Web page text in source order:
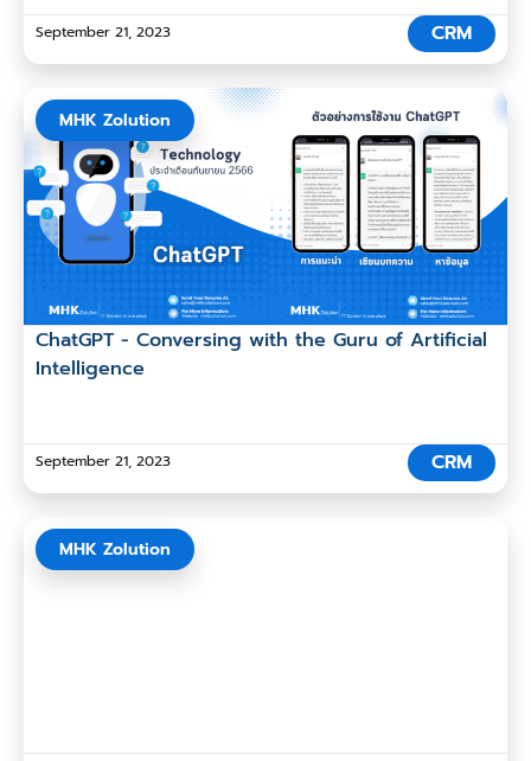
September 21, 2023 CRM
MHK Zolution
ChatGPT - Conversing with the Guru of Artificial
Intelligence
September 21, 2023 CRM
MHK Zolution